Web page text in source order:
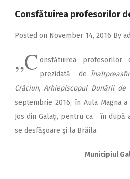
2015
2012
2011
Consfătuirea profesorilor
Posted on November 14, 2016 By
„C onsfătuirea profesorilor
prezidată de
Crăciun, Arhiepiscopul Dunării de
septembrie 2016, în Aula Magna
Jos din Galaţi, pentru ca ‑ în după
se desfăşoare şi la Brăila.
Municipiul